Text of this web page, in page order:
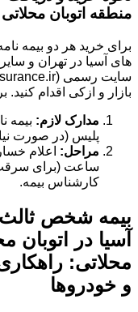
منطقه اتوبان محلاتی
برای خرید هر دو بیمه
های آسیا در تهران و
بازار و ازکی اقدام
مدارک لازم: بیمه
پلیس (در صورت
مراحل:
ساعت (برای سرقت
کارشناس بیمه.
بیمه شخص ثالث
آسیا در اتوبان
محلاتی:
و خودروها